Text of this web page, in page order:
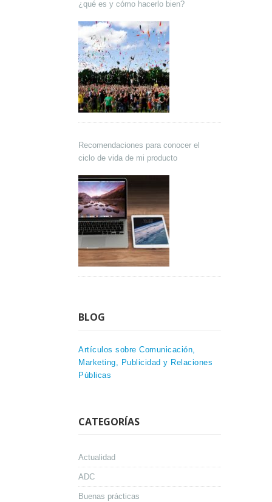
¿qué es y cómo hacerlo bien?
Recomendaciones para conocer el
ciclo de vida de mi producto
BLOG
Artículos sobre Comunicación,
Marketing, Publicidad y Relaciones
Públicas
CATEGORÍAS
Actualidad
ADC
Buenas prácticas